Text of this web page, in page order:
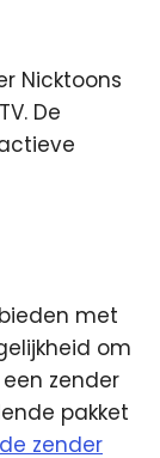
Nicktoons
De
met
om
zender
pakket
zender